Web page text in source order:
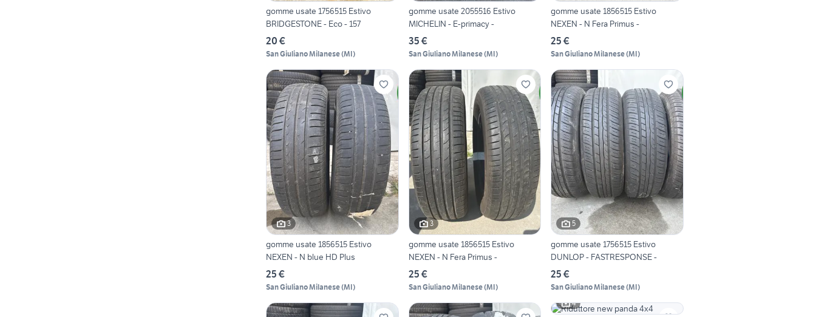
gomme usate 1756515 Estivo
BRIDGESTONE - Eco - 157
20 €
San Giuliano Milanese(MI)
gomme usate 2055516 Estivo
MICHELIN - E-primacy -
35 €
San Giuliano Milanese(MI)
gomme usate 1856515 Estivo
NEXEN - N Fera Primus -
25 €
San Giuliano Milanese(MI)
3
gomme usate 1856515 Estivo
NEXEN - N blue HD Plus
25 €
San Giuliano Milanese(MI)
3
gomme usate 1856515 Estivo
NEXEN - N Fera Primus -
25 €
San Giuliano Milanese(MI)
5
gomme usate 1756515 Estivo
DUNLOP - FASTRESPONSE -
25 €
San Giuliano Milanese(MI)
4